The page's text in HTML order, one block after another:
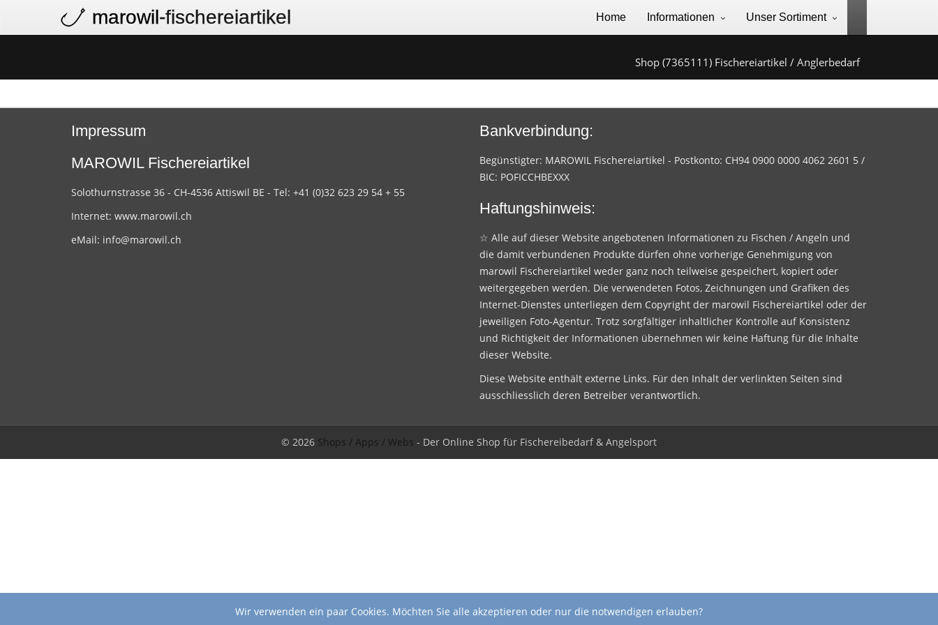
marowil-fischereiartikel Home Informationen Unser Sortiment
Shop (7365111) Fischereiartikel / Anglerbedarf
Impressum
MAROWIL Fischereiartikel
Solothurnstrasse 36 - CH-4536 Attiswil BE - Tel: +41 (0)32 623 29 54 + 55
Internet: www.marowil.ch
eMail: info@marowil.ch
Bankverbindung:
Begünstigter: MAROWIL Fischereiartikel - Postkonto: CH94 0900 0000 4062 2601 5 /
BIC: POFICCHBEXXX
Haftungshinweis:
☆ Alle auf dieser Website angebotenen Informationen zu Fischen / Angeln und
die damit verbundenen Produkte dürfen ohne vorherige Genehmigung von
marowil Fischereiartikel weder ganz noch teilweise gespeichert, kopiert oder
weitergegeben werden. Die verwendeten Fotos, Zeichnungen und Grafiken des
Internet-Dienstes unterliegen dem Copyright der marowil Fischereiartikel oder der
jeweiligen Foto-Agentur. Trotz sorgfältiger inhaltlicher Kontrolle auf Konsistenz
und Richtigkeit der Informationen übernehmen wir keine Haftung für die Inhalte
dieser Website.
Diese Website enthält externe Links. Für den Inhalt der verlinkten Seiten sind
ausschliesslich deren Betreiber verantwortlich.
© 2026 Shops / Apps / Webs - Der Online Shop für Fischereibedarf & Angelsport
Wir verwenden ein paar Cookies. Möchten Sie alle akzeptieren oder nur die notwendigen erlauben?